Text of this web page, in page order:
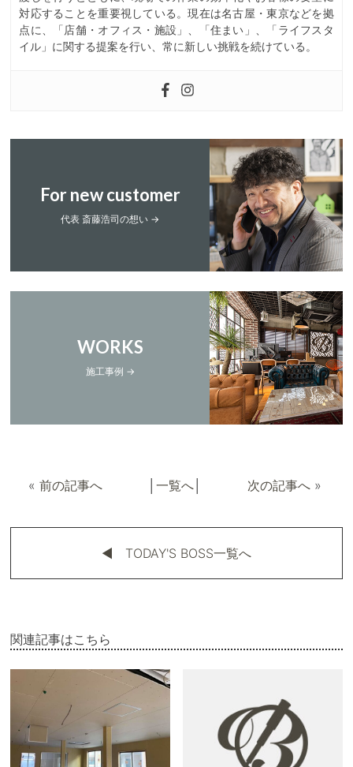
対応することを重要視している。現在は名古屋・東京などを拠
点に、「店舗・オフィス・施設」、「住まい」、「ライフスタ
イル」に関する提案を行い、常に新しい挑戦を続けている。
For new customer
代表 斎藤浩司の想い →
WORKS
施工事例 →
« 前の記事へ 一覧へ│ 次の記事へ»
◀︎ TODAY'S BOSS一覧へ
関連記事はこちら